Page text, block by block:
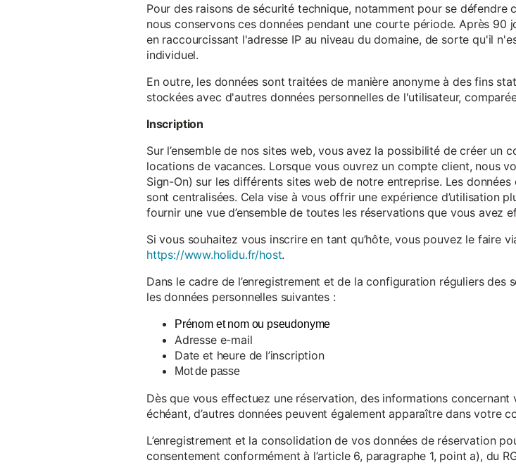
Pour des raisons de sécurité technique, notamment pour se
nous conservons ces données pendant une courte période. Après 90
en raccourcissant l'adresse IP au niveau du domaine, de sorte qu'il
individuel.
En outre, les données sont traitées de manière anonyme à des fins
stockées avec d'autres données personnelles de l'utilisateur,
Inscription
Sur l’ensemble de nos sites web, vous avez la possibilité de créer un
locations de vacances. Lorsque vous ouvrez un compte client, nous
Sign-On) sur les différents sites web de notre entreprise. Les
sont centralisées. Cela vise à vous offrir une expérience d’utilisation
fournir une vue d’ensemble de toutes les réservations que vous avez
Si vous souhaitez vous inscrire en tant qu’hôte, vous pouvez le faire
https://www.holidu.fr/host.
Dans le cadre de l’enregistrement et de la configuration réguliers
les données personnelles suivantes :
Prénom et nom ou pseudonyme
Adresse e-mail
Date et heure de l’inscription
Mot de passe
Dès que vous effectuez une réservation, des informations
échéant, d’autres données peuvent également apparaître dans votre
L’enregistrement et la consolidation de vos données de réservation
consentement conformément à l’article 6, paragraphe 1, point a), du